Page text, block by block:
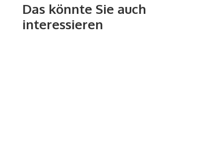
Das könnte Sie auch
interessieren